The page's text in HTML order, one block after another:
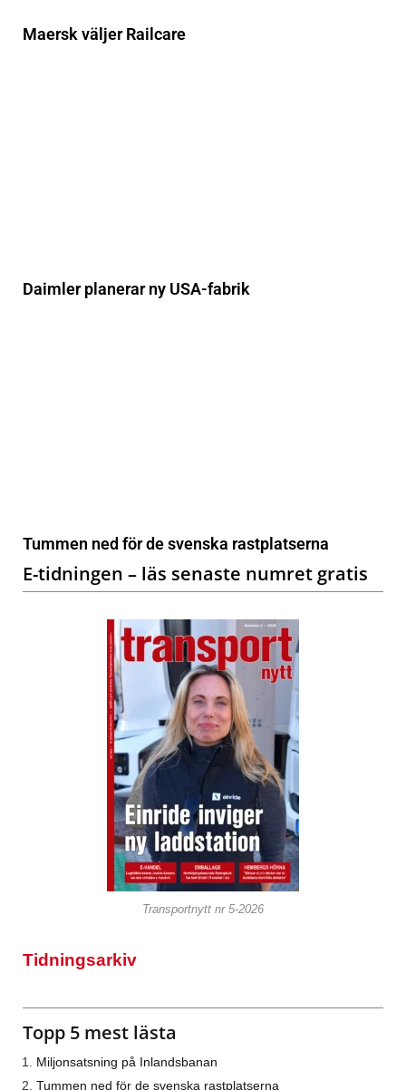
Maersk väljer Railcare
Daimler planerar ny USA-fabrik
Tummen ned för de svenska rastplatserna
E-tidningen – läs senaste numret gratis
Transportnytt nr 5-2026
Tidningsarkiv
Topp 5 mest lästa
Miljonsatsning på Inlandsbanan
Tummen ned för de svenska rastplatserna